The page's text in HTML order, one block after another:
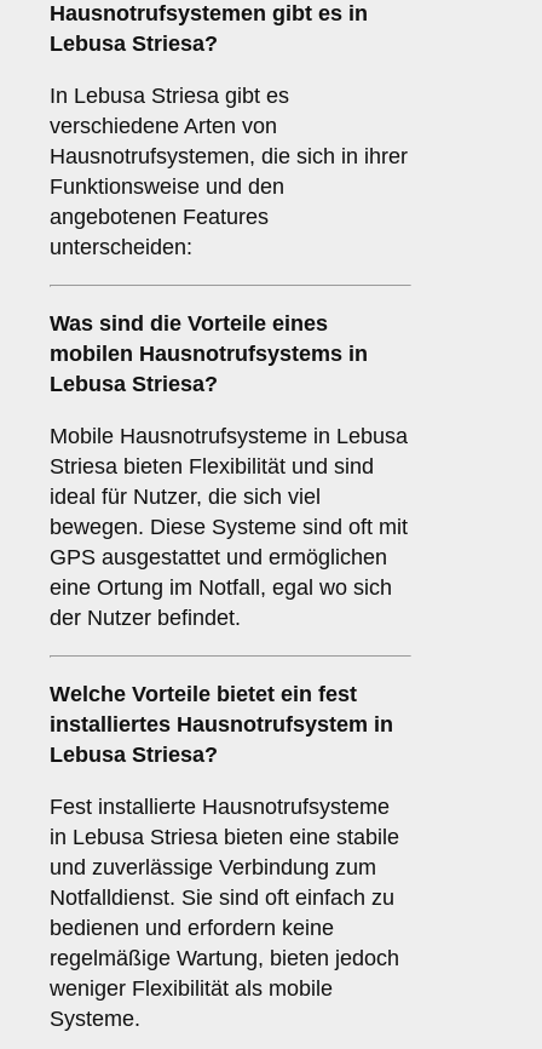
Hausnotrufsystemen gibt es in
Lebusa Striesa?
In Lebusa Striesa gibt es
verschiedene Arten von
Hausnotrufsystemen, die sich in ihrer
Funktionsweise und den
angebotenen Features
unterscheiden:
Was sind die Vorteile eines
mobilen Hausnotrufsystems in
Lebusa Striesa?
Mobile Hausnotrufsysteme in Lebusa
Striesa bieten Flexibilität und sind
ideal für Nutzer, die sich viel
bewegen. Diese Systeme sind oft mit
GPS ausgestattet und ermöglichen
eine Ortung im Notfall, egal wo sich
der Nutzer befindet.
Welche Vorteile bietet ein fest
installiertes Hausnotrufsystem in
Lebusa Striesa?
Fest installierte Hausnotrufsysteme
in Lebusa Striesa bieten eine stabile
und zuverlässige Verbindung zum
Notfalldienst. Sie sind oft einfach zu
bedienen und erfordern keine
regelmäßige Wartung, bieten jedoch
weniger Flexibilität als mobile
Systeme.